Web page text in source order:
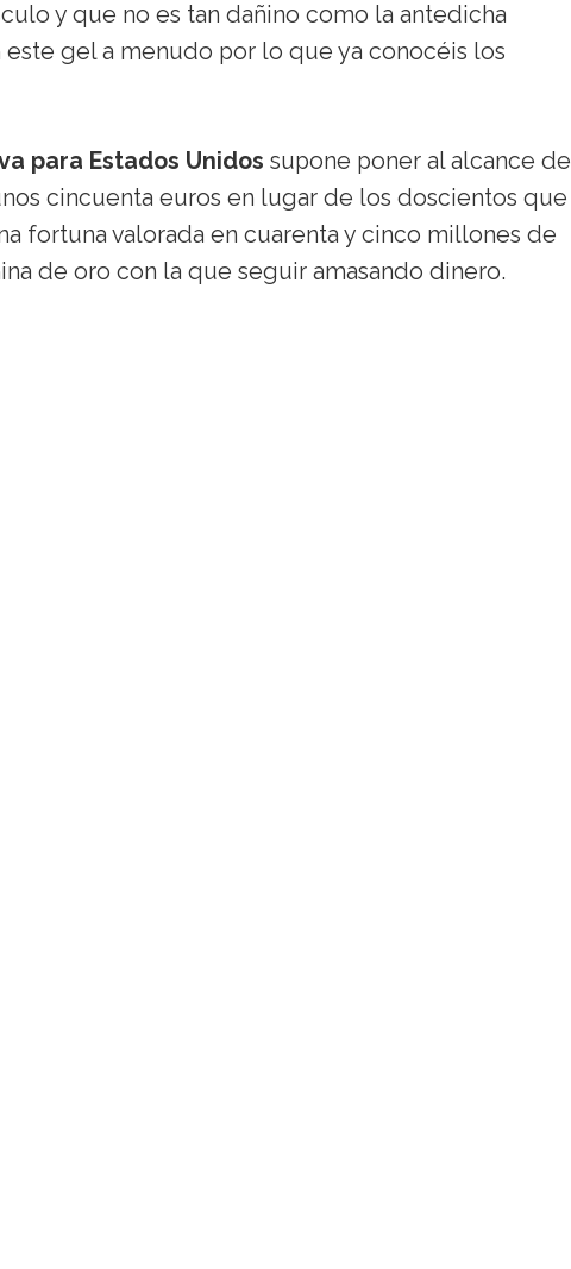
y que no es tan dañino como la antedicha
este gel a menudo por lo que ya conocéis los
para Estados Unidos supone poner al alcance de
cincuenta euros en lugar de los doscientos que
fortuna valorada en cuarenta y cinco millones de
de oro con la que seguir amasando dinero.